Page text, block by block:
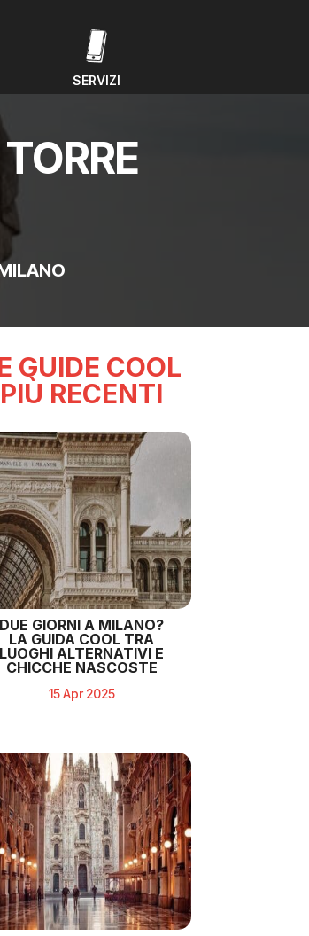
SERVIZI
GUIDE COOL
PIÙ RECENTI
DUE GIORNI A MILANO?
LA GUIDA COOL TRA
LUOGHI ALTERNATIVI E
CHICCHE NASCOSTE
15 Apr 2025